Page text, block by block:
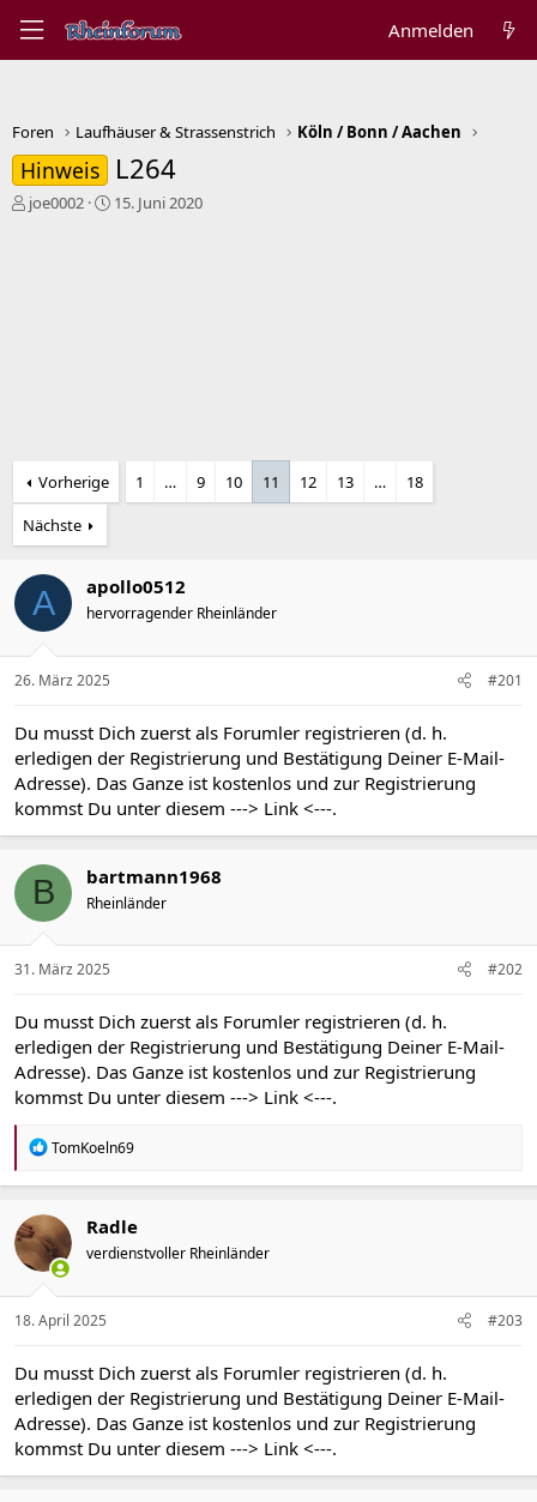
Anmelden
Foren Laufhäuser & Strassenstrich Köln / Bonn / Aachen
Hinweis L264
E
joe0002
E15. Juni 2020
Vorherige 1 … 9 10 11 12 13 …
18
Nächste
A apollo0512
hervorragender Rheinländer
26. März 2025 #201
Du musst Dich zuerst als Forumler registrieren (d. h.
erledigen der Registrierung und Bestätigung Deiner E-Mail-
Adresse). Das Ganze ist kostenlos und zur Registrierung
kommst Du unter diesem ---> Link <---.
B bartmann1968
Rheinländer
31. März 2025 #202
Du musst Dich zuerst als Forumler registrieren (d. h.
erledigen der Registrierung und Bestätigung Deiner E-Mail-
Adresse). Das Ganze ist kostenlos und zur Registrierung
kommst Du unter diesem ---> Link <---.
R
a
t
i
o
n
e
n
TomKoeln69
Radle
verdienstvoller Rheinländer
18. April 2025 #203
Du musst Dich zuerst als Forumler registrieren (d. h.
erledigen der Registrierung und Bestätigung Deiner E-Mail-
Adresse). Das Ganze ist kostenlos und zur Registrierung
kommst Du unter diesem ---> Link <---.